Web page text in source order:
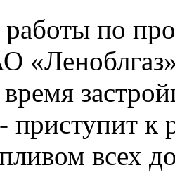
по
приступит к
всех